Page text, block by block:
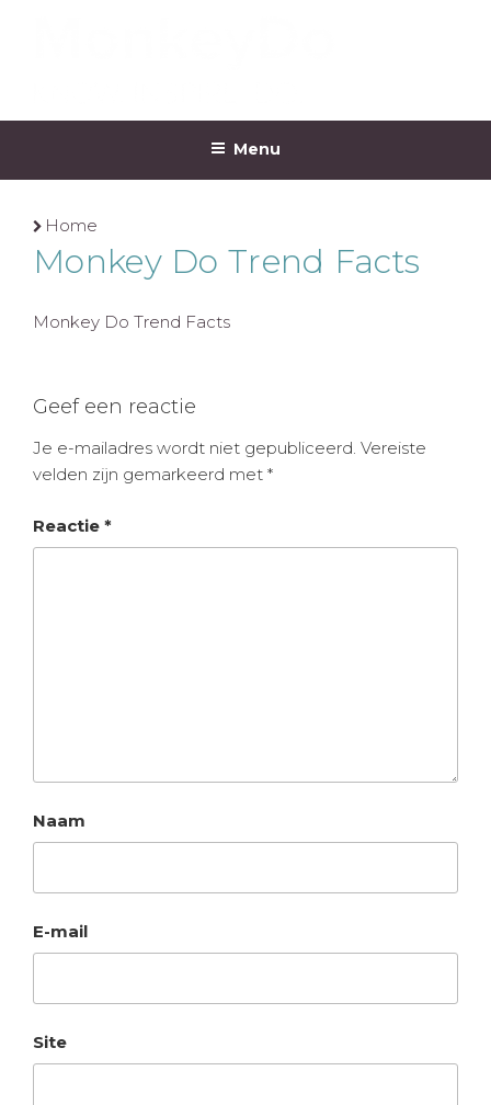
MONKEYDO
Menu
Home
Monkey Do Trend Facts
Monkey Do Trend Facts
Geef een reactie
Je e-mailadres wordt niet gepubliceerd. Vereiste
velden zijn gemarkeerd met *
Reactie *
Naam
E-mail
Site